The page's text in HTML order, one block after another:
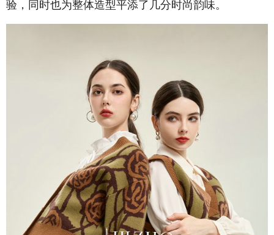
验，同时也为整体造型平添了几分时尚韵味。